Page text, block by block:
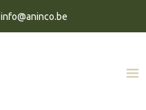
info@aninco.be